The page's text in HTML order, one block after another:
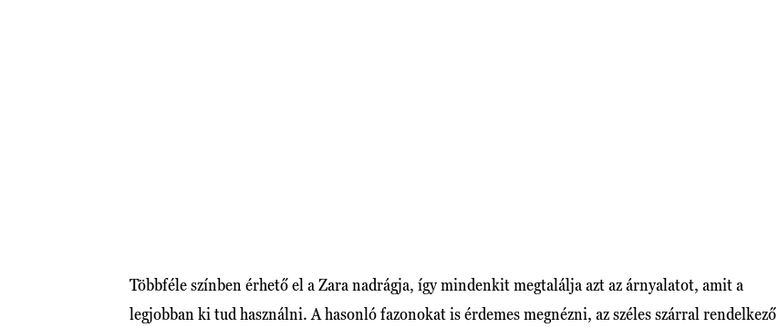
Többféle színben érhető el a Zara nadrágja, így mindenkit megtalálja azt az árnyalatot, amit a
legjobban ki tud használni. A hasonló fazonokat is érdemes megnézni, az széles szárral rendelkező